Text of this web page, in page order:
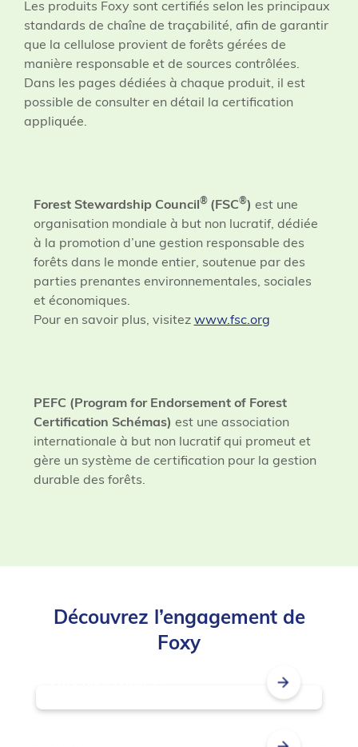
Les produits Foxy sont certifiés selon les principaux
standards de chaîne de traçabilité, afin de garantir
que la cellulose provient de forêts gérées de
manière responsable et de sources contrôlées.
Dans les pages dédiées à chaque produit, il est
possible de consulter en détail la certification
appliquée.
Forest Stewardship Council ® (FSC®) est une
organisation mondiale à but non lucratif, dédiée
à la promotion d’une gestion responsable des
forêts dans le monde entier, soutenue par des
parties prenantes environnementales, sociales
et économiques.
Pour en savoir plus, visitez www.fsc.org
PEFC (Program for Endorsement of Forest
Certification Schémas) est une association
internationale à but non lucratif qui promeut et
gère un système de certification pour la gestion
durable des forêts.
Découvrez l’engagement de
Foxy